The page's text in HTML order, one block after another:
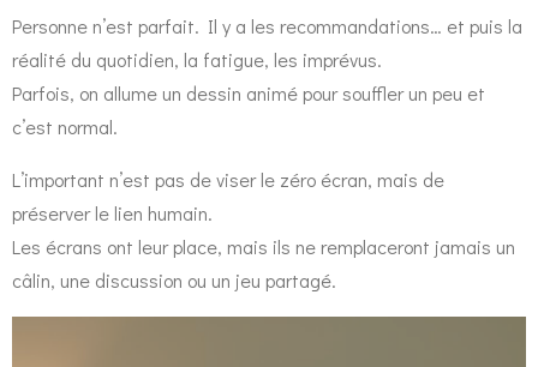
Personne n’est parfait. Il y a les recommandations… et puis la
réalité du quotidien, la fatigue, les imprévus.
Parfois, on allume un dessin animé pour souffler un peu et
c’est normal.
L’important n’est pas de viser le zéro écran, mais de
préserver le lien humain.
Les écrans ont leur place, mais ils ne remplaceront jamais un
câlin, une discussion ou un jeu partagé.